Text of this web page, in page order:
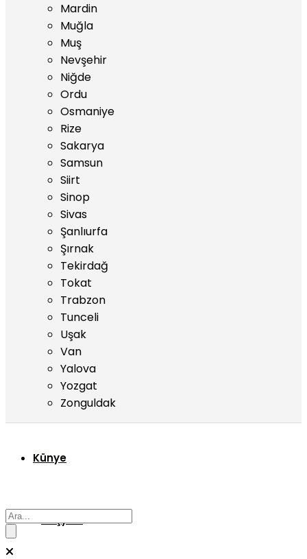
Mardin
Muğla
Muş
Nevşehir
Niğde
Ordu
Osmaniye
Rize
Sakarya
Samsun
Siirt
Sinop
Sivas
Şanlıurfa
Şırnak
Tekirdağ
Tokat
Trabzon
Tunceli
Uşak
Van
Yalova
Yozgat
Zonguldak
Künye
Başyazı